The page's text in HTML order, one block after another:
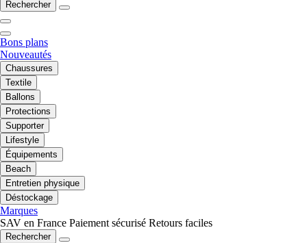
Rechercher
Bons plans
Nouveautés
Chaussures
Textile
Ballons
Protections
Supporter
Lifestyle
Équipements
Beach
Entretien physique
Déstockage
Marques
SAV en France Paiement sécurisé Retours faciles
Rechercher